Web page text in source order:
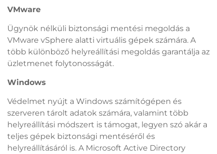
VMware
Ügynök nélküli biztonsági mentési megoldás a
VMware vSphere alatti virtuális gépek számára. A
több különböző helyreállítási megoldás garantálja az
üzletmenet folytonosságát.
Windows
Védelmet nyújt a Windows számítógépen és
szerveren tárolt adatok számára, valamint több
helyreállítási módszert is támogat, legyen szó akár a
teljes gépek biztonsági mentéséről és
helyreállításáról is. A Microsoft Active Directory